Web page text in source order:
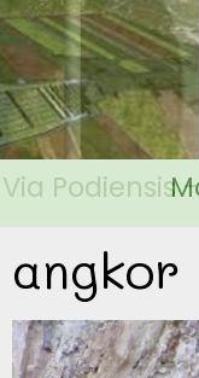
Via Podiensis
angkor